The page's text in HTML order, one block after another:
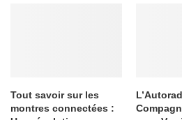
Tout savoir sur les
montres connectées :